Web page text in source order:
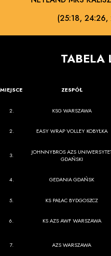
(25:18,
TABELA
MIEJSCE ZESPÓŁ
2. KSG WARSZAWA
2. EASY WRAP VOLLEY KOBYŁKA
3.
JOHNNYBROS AZS
GDAŃSKI
4. GEDANIA GDAŃSK
5. KS PAŁAC BYDGOSZCZ
6. KS AZS AWF WARSZAWA
7. AZS WARSZAWA